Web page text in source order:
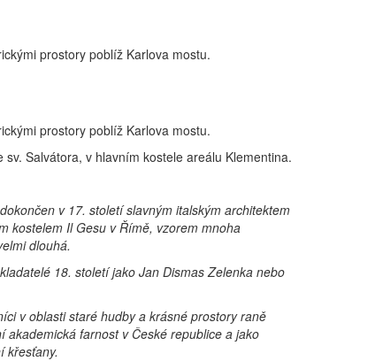
prostory poblíž Karlova mostu.
prostory poblíž Karlova mostu.
Salvátora, v hlavním kostele areálu Klementina.
v 17. století slavným italským architektem
kostelem Il Gesu v Římě, vzorem mnoha
dlouhá.
18. století jako Jan Dismas Zelenka nebo
v oblasti staré hudby a krásné prostory raně
farnost v České republice a jako
křesťany.